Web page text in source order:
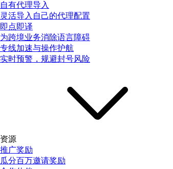
自有代理导入
灵活导入自己的代理配置
即点即译
为跨境业务消除语言障碍
专线加速与操作护航
实时预警，规避封号风险
资源
推广奖励
瓜分百万邀请奖励